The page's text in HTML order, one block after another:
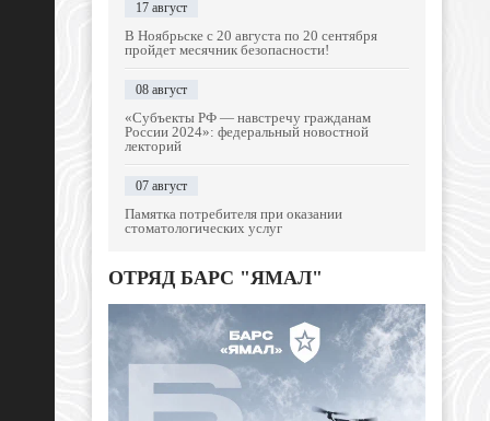
17 август
В Ноябрьске с 20 августа по 20 сентября
пройдет месячник безопасности!
08 август
«Субъекты РФ — навстречу гражданам
России 2024»: федеральный новостной
лекторий
07 август
Памятка потребителя при оказании
стоматологических услуг
ОТРЯД БАРС "ЯМАЛ"